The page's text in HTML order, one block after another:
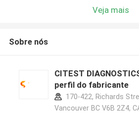
Veja mais
Sobre nós
CITEST
perfil do fabricante
170-422, Richards
Vancouver BC V6B 2Z4,